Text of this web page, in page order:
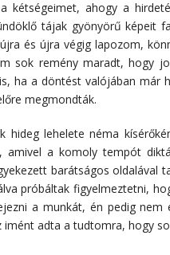
kétségeimet, ahogy a
tájak gyönyörű képeit
és újra végig lapozom,
sok remény maradt, hogy
ha a döntést valójában már
megmondták.
hideg lehelete néma
amivel a komoly tempót
barátságos oldalával
próbáltak figyelmeztetni,
a munkát, én pedig nem
imént adta a tudtomra, hogy